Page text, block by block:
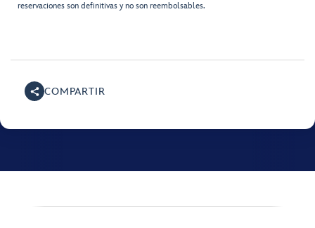
reservaciones son definitivas y no son reembolsables.
COMPARTIR